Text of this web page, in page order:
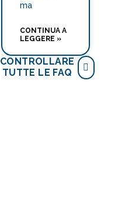
ma
CONTINUA A
LEGGERE »
CONTROLLARE
TUTTE LE FAQ